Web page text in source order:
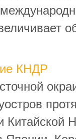
КНДР
Китайской